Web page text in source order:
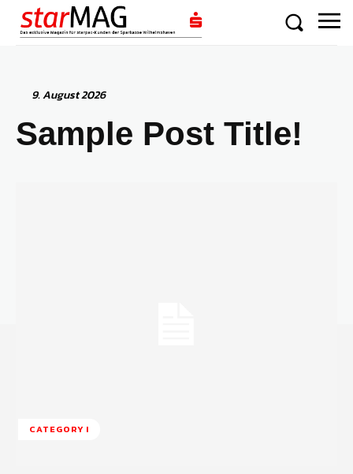
9. August 2026
Sample Post Title!
CATEGORY I